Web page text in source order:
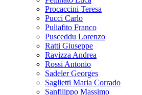
Procaccini Teresa
Pucci Carlo
Puliafito Franco
Pusceddu Lorenzo
Ratti Giuseppe
Ravizza Andrea
Rossi Antonio
Sadeler Georges
Saglietti Maria Corrado
Sanfilippo Massimo